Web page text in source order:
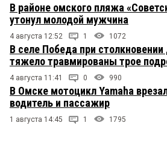
В районе омского пляжа
утонул молодой мужчина
4 августа 12:52 1 1072
В селе Победа при
тяжело травмированы трое
4 августа 11:41 0 990
В Омске мотоцикл Yamaha
водитель и пассажир
1 августа 14:45 1 1795